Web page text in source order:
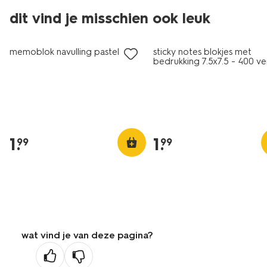
dit vind je misschien ook leuk
memoblok navulling pastel
1.
99
sticky notes blokjes met
bedrukking 7.5x7.5 - 400
1.
99
wat vind je van deze pagina?